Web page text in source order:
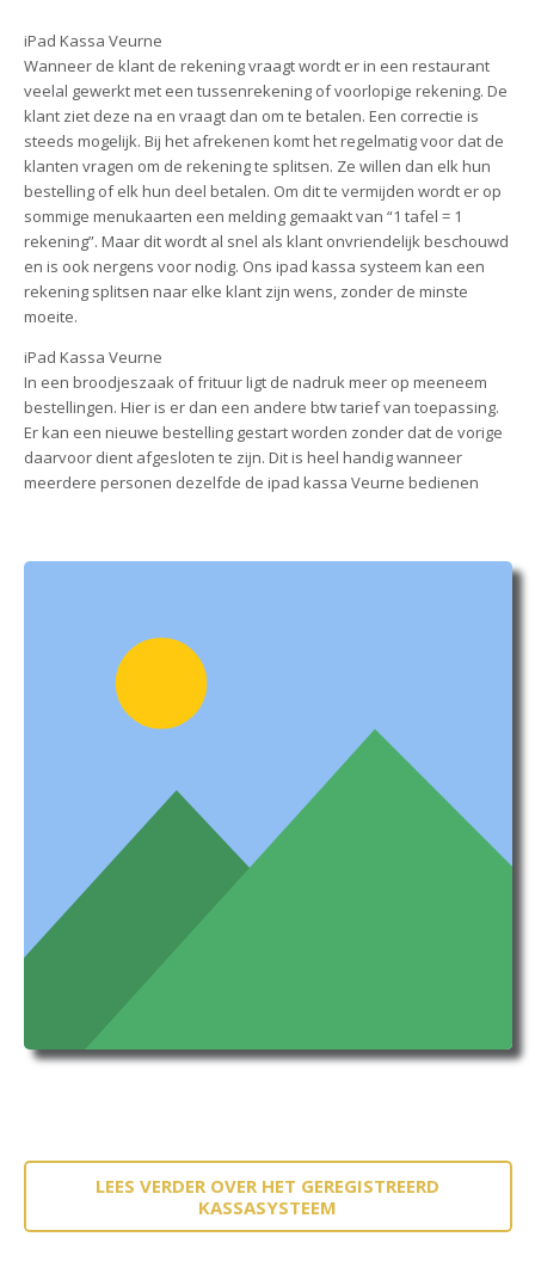
iPad Kassa Veurne
Wanneer de klant de rekening vraagt wordt er in een restaurant
veelal gewerkt met een tussenrekening of voorlopige rekening. De
klant ziet deze na en vraagt dan om te betalen. Een correctie is
steeds mogelijk. Bij het afrekenen komt het regelmatig voor dat de
klanten vragen om de rekening te splitsen. Ze willen dan elk hun
bestelling of elk hun deel betalen. Om dit te vermijden wordt er op
sommige menukaarten een melding gemaakt van “1 tafel = 1
rekening”. Maar dit wordt al snel als klant onvriendelijk beschouwd
en is ook nergens voor nodig. Ons ipad kassa systeem kan een
rekening splitsen naar elke klant zijn wens, zonder de minste
moeite.
iPad Kassa Veurne
In een broodjeszaak of frituur ligt de nadruk meer op meeneem
bestellingen. Hier is er dan een andere btw tarief van toepassing.
Er kan een nieuwe bestelling gestart worden zonder dat de vorige
daarvoor dient afgesloten te zijn. Dit is heel handig wanneer
meerdere personen dezelfde de ipad kassa Veurne bedienen
LEES VERDER OVER HET GEREGISTREERD
KASSASYSTEEM